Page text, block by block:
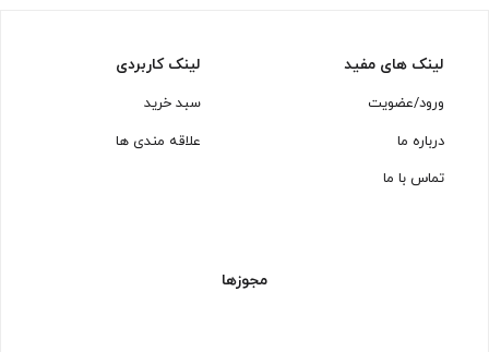
لینک های مفید
ورود/عضویت
درباره ما
تماس با ما
لینک کاربردی
سبد خرید
علاقه مندی ها
مجوزها